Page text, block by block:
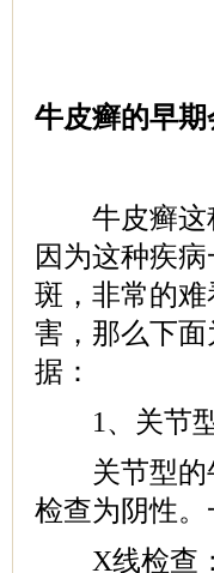
牛皮癣的早
牛皮癣这种
因为这种疾
斑，非常的
害，那么下
据：
1、关节型
关节型的牛
检查为阴性。
X线检查：